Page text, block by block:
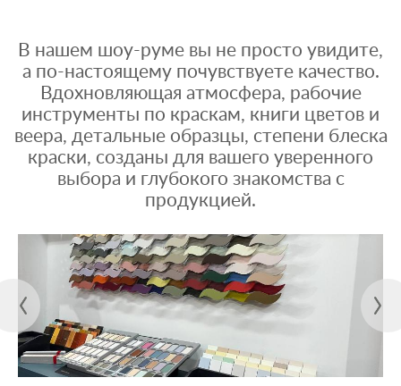
В нашем шоу-руме вы не просто увидите,
а по-настоящему почувствуете качество.
Вдохновляющая атмосфера, рабочие
инструменты по краскам, книги цветов и
веера, детальные образцы, степени блеска
краски, созданы для вашего уверенного
выбора и глубокого знакомства с
продукцией.